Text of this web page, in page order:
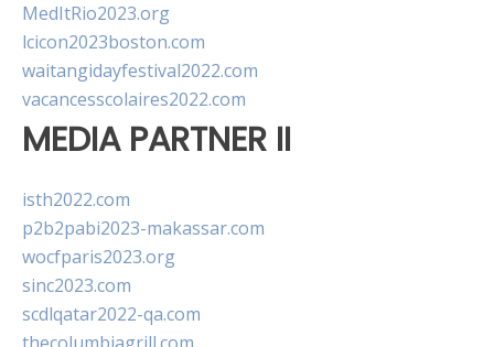
MedItRio2023.org
lcicon2023boston.com
waitangidayfestival2022.com
vacancesscolaires2022.com
MEDIA PARTNER II
isth2022.com
p2b2pabi2023-makassar.com
wocfparis2023.org
sinc2023.com
scdlqatar2022-qa.com